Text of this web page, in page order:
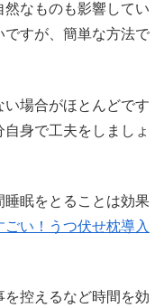
なものも影響してい
ですが、簡単な方法で
場合がほとんどです
身で工夫をしましょ
睡眠をとることは効果
い！うつ伏せ枕導入
を控えるなど時間を効